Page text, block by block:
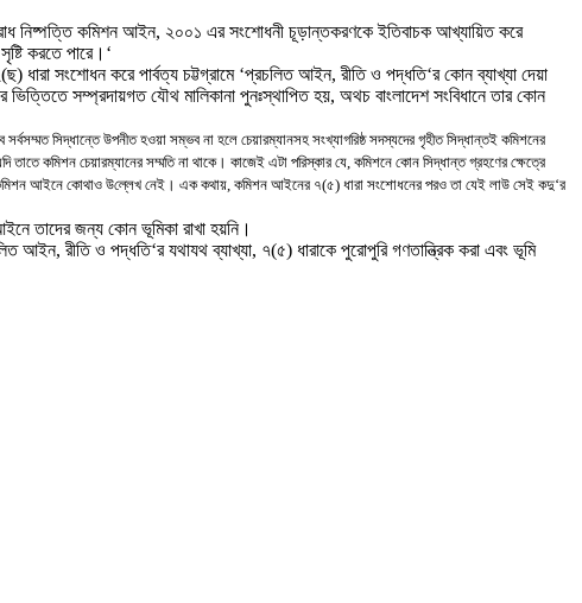
নিষ্পত্তি কমিশন আইন, ২০০১ এর সংশোধনী চূড়ান্তকরণকে ইতিবাচক আখ্যায়িত করে
করতে পারে। ‘
ধারা সংশোধন করে পার্বত্য চট্টগ্রামে ‘প্রচলিত আইন,রীতি ও পদ্ধতি‘র কোন ব্যাখ্যা দেয়া
ভিত্তিতে সম্প্রদায়গত যৌথ মালিকানা পুনঃস্থাপিত হয়, অথচ বাংলাদেশ সংবিধানে তার কোন
সিদ্ধান্তে উপনীত হওয়া সম্ভব না হলে চেয়ারম্যানসহ সংখ্যাগরিষ্ঠ সদস্যদের গৃহীত সিদ্ধান্তই কমিশনের
তাতে কমিশন চেয়ারম্যানের সম্মতি না থাকে। কাজেই এটা পরিস্কার যে কমিশনে কোন সিদ্ধান্ত গ্রহণের ক্ষেত্রে
কমিশন আইনে কোথাও উল্লেখ নেই । এক কথায় কমিশন আইনের ৭(৫) ধারা সংশোধনের পরও তা যেই লাউ সেই কদু‘র
তাদের জন্য কোন ভূমিকা রাখা হয়নি।
আইন,রীতি ও পদ্ধতি‘র যথাযথ ব্যাখ্যা, ৭(৫) ধারাকে পুরোপুরি গণতান্ত্রিক করা এবং ভূমি